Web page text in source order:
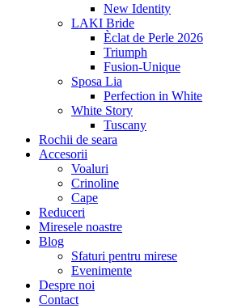
New Identity
LAKI Bride
Èclat de Perle 2026
Triumph
Fusion-Unique
Sposa Lia
Perfection in White
White Story
Tuscany
Rochii de seara
Accesorii
Voaluri
Crinoline
Cape
Reduceri
Miresele noastre
Blog
Sfaturi pentru mirese
Evenimente
Despre noi
Contact